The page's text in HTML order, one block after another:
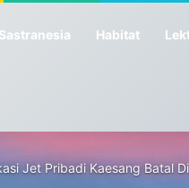
Sastranesia Habitat
Jet Pribadi Kaesang Batal